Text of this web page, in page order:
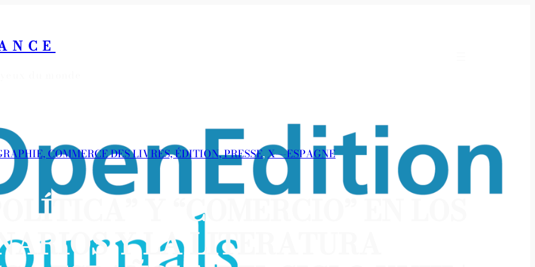
COMMERCE DES LIVRES, ÉDITION, PRESSE, X—-ESPAGNE
Y “COMERCIO” EN LOS
Y LA LITERATURA